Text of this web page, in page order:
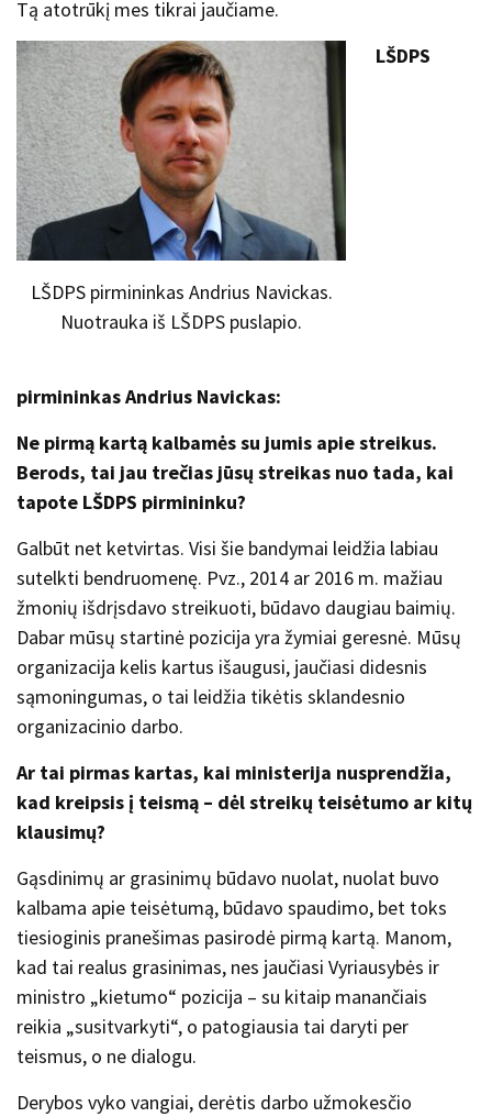
Tą atotrūkį mes tikrai jaučiame.
LŠDPS pirmininkas Andrius Navickas.
Nuotrauka iš LŠDPS puslapio.
LŠDPS
pirmininkas Andrius Navickas:
Ne pirmą kartą kalbamės su jumis apie streikus.
Berods, tai jau trečias jūsų streikas nuo tada, kai
tapote LŠDPS pirmininku?
Galbūt net ketvirtas. Visi šie bandymai leidžia labiau
sutelkti bendruomenę. Pvz., 2014 ar 2016 m. mažiau
žmonių išdrįsdavo streikuoti, būdavo daugiau baimių.
Dabar mūsų startinė pozicija yra žymiai geresnė. Mūsų
organizacija kelis kartus išaugusi, jaučiasi didesnis
sąmoningumas, o tai leidžia tikėtis sklandesnio
organizacinio darbo.
Ar tai pirmas kartas, kai ministerija nusprendžia,
kad kreipsis į teismą – dėl streikų teisėtumo ar kitų
klausimų?
Gąsdinimų ar grasinimų būdavo nuolat, nuolat buvo
kalbama apie teisėtumą, būdavo spaudimo, bet toks
tiesioginis pranešimas pasirodė pirmą kartą. Manom,
kad tai realus grasinimas, nes jaučiasi Vyriausybės ir
ministro „kietumo“ pozicija – su kitaip manančiais
reikia „susitvarkyti“, o patogiausia tai daryti per
teismus, o ne dialogu.
Derybos vyko vangiai, derėtis darbo užmokesčio